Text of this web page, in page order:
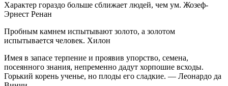
Характер гораздо больше сближает людей, чем ум. Жозеф-
Эрнест Ренан
Пробным камнем испытывают золото, а золотом
испытывается человек. Хилон
Имея в запасе терпение и проявив упорство, семена,
посеянного знания, непременно дадут хорпошие всходы.
Горький корень ученье, но плоды его сладкие. — Леонардо да